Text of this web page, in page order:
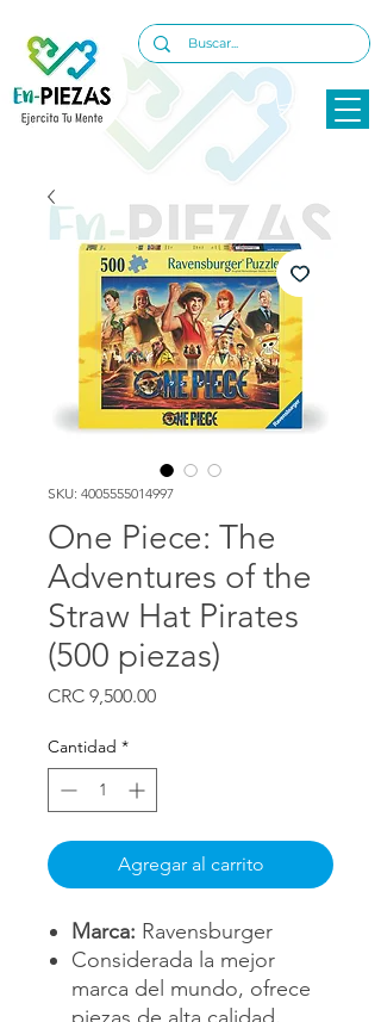
SKU: 4005555014997
One Piece: The
Adventures of the
Straw Hat Pirates
(500 piezas)
CRC 9,500.00Precio
Cantidad *
Agregar al carrito
Marca: Ravensburger
Considerada la mejor
marca del mundo, ofrece